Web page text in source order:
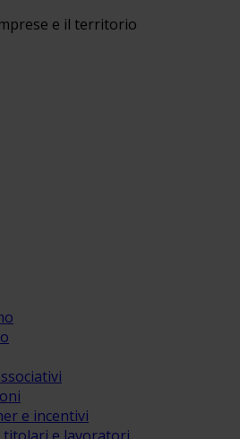
e il territorio
e incentivi